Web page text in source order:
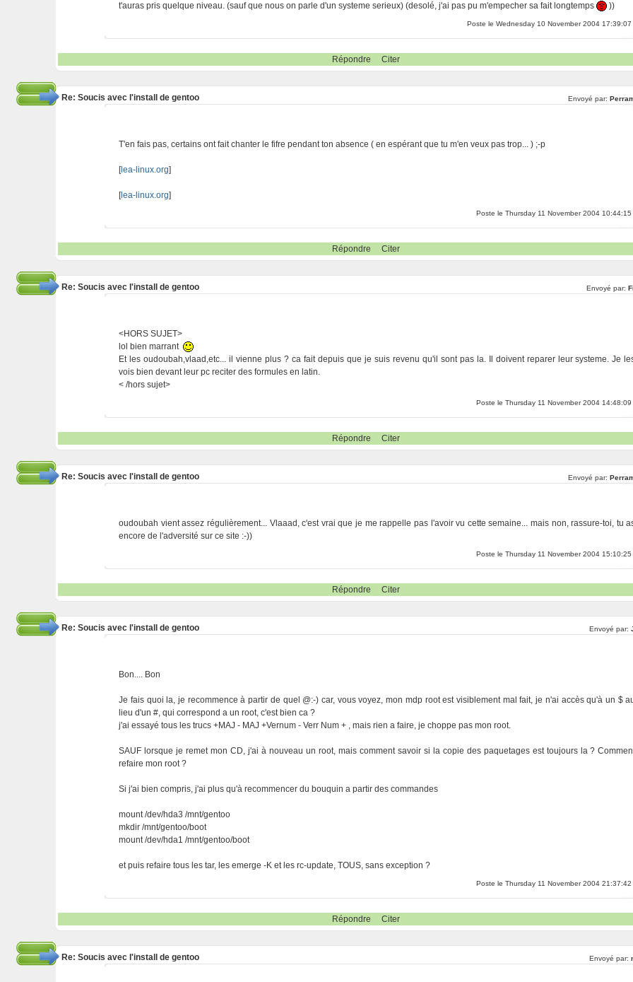
t'auras pris quelque niveau. (sauf que nous on parle d'un systeme serieux) (desolé, j'ai pas pu m'empecher sa fait longtemps
))
Poste le Wednesday 10 November 2004 17:39:07
Répondre Citer
Re: Soucis avec l'install de gentoo Envoyé par:
T'en fais pas, certains ont fait chanter le fifre pendant ton absence ( en espérant que tu m'en veux pas trop... ) ;-p
[lea-linux.org]
[lea-linux.org]
Poste le Thursday 11 November 2004 10:44:15
Répondre Citer
Re: Soucis avec l'install de gentoo Envoyé par:
<HORS SUJET>
lol bien marrant
Et les oudoubah,vlaad,etc... il vienne plus ? ca fait depuis que je suis revenu qu'il sont pas la. Il doivent reparer leur systeme. Je
vois bien devant leur pc reciter des formules en latin.
< /hors sujet>
Poste le Thursday 11 November 2004 14:48:09
Répondre Citer
Re: Soucis avec l'install de gentoo Envoyé par:
oudoubah vient assez régulièrement... Vlaaad, c'est vrai que je me rappelle pas l'avoir vu cette semaine... mais non, rassure-toi, tu
encore de l'adversité sur ce site :-))
Poste le Thursday 11 November 2004 15:10:25
Répondre Citer
Re: Soucis avec l'install de gentoo Envoyé par:
Bon.... Bon
Je fais quoi la, je recommence à partir de quel @:-) car, vous voyez, mon mdp root est visiblement mal fait, je n'ai accès qu'à un $
lieu d'un #, qui correspond a un root, c'est bien ca ?
j'ai essayé tous les trucs +MAJ - MAJ +Vernum - Verr Num + , mais rien a faire, je choppe pas mon root.
SAUF lorsque je remet mon CD, j'ai à nouveau un root, mais comment savoir si la copie des paquetages est toujours la ?
refaire mon root ?
Si j'ai bien compris, j'ai plus qu'à recommencer du bouquin a partir des commandes
mount /dev/hda3 /mnt/gentoo
mkdir /mnt/gentoo/boot
mount /dev/hda1 /mnt/gentoo/boot
et puis refaire tous les tar, les emerge -K et les rc-update, TOUS, sans exception ?
Poste le Thursday 11 November 2004 21:37:42
Répondre Citer
Re: Soucis avec l'install de gentoo Envoyé par: